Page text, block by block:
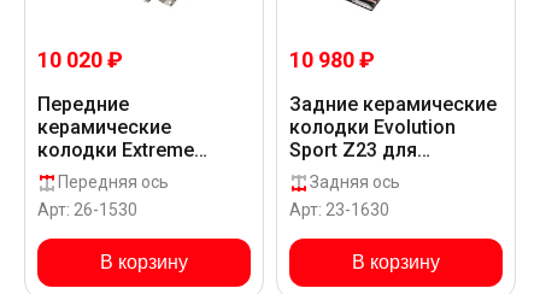
10 020 ₽
Передние
керамические
колодки Extreme
Street Performance
Z26 для Mercedes-
Benz AMG GLC 63 S
X253
Передняя ось
Арт: 26-1530
В корзину
10 980 ₽
Задние керамические
колодки Evolution
Sport Z23 для
Mercedes-Benz AMG
GLS 63 X166
Задняя ось
Арт: 23-1630
В корзину